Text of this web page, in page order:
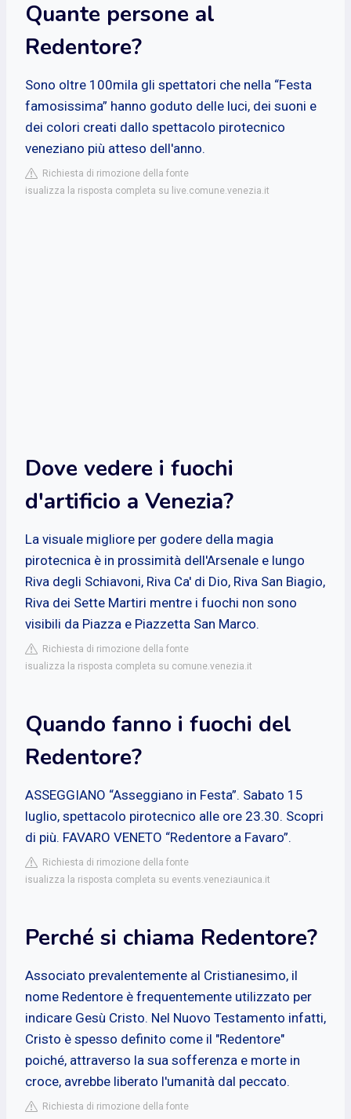
Quante persone al
Redentore?
Sono oltre 100mila gli spettatori che nella “Festa
famosissima” hanno goduto delle luci, dei suoni e
dei colori creati dallo spettacolo pirotecnico
veneziano più atteso dell'anno.
Richiesta di rimozione della fonte
isualizza la risposta completa su live.comune.venezia.it
Dove vedere i fuochi
d'artificio a Venezia?
La visuale migliore per godere della magia
pirotecnica è in prossimità dell'Arsenale e lungo
Riva degli Schiavoni, Riva Ca' di Dio, Riva San Biagio,
Riva dei Sette Martiri mentre i fuochi non sono
visibili da Piazza e Piazzetta San Marco.
Richiesta di rimozione della fonte
isualizza la risposta completa su comune.venezia.it
Quando fanno i fuochi del
Redentore?
ASSEGGIANO “Asseggiano in Festa”. Sabato 15
luglio, spettacolo pirotecnico alle ore 23.30. Scopri
di più. FAVARO VENETO “Redentore a Favaro”.
Richiesta di rimozione della fonte
isualizza la risposta completa su events.veneziaunica.it
Perché si chiama Redentore?
Associato prevalentemente al Cristianesimo, il
nome Redentore è frequentemente utilizzato per
indicare Gesù Cristo. Nel Nuovo Testamento infatti,
Cristo è spesso definito come il "Redentore"
poiché, attraverso la sua sofferenza e morte in
croce, avrebbe liberato l'umanità dal peccato.
Richiesta di rimozione della fonte